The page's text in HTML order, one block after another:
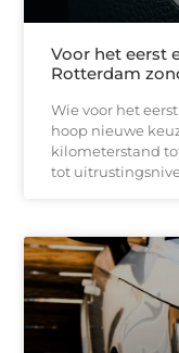
Voor het eerst
Rotterdam
Wie voor het
hoop nieuwe
kilometerstand
tot